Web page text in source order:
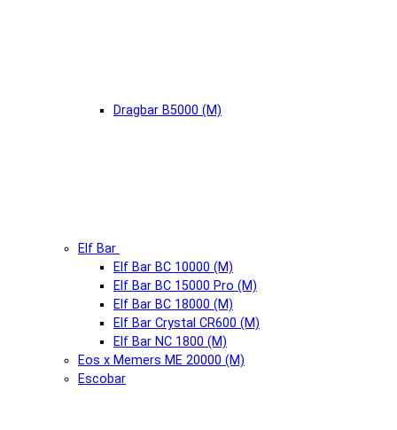
Dragbar B5000 (М)
Elf Bar
Elf Bar BC 10000 (М)
Elf Bar BC 15000 Pro (М)
Elf Bar BC 18000 (М)
Elf Bar Crystal CR600 (М)
Elf Bar NC 1800 (М)
Eos x Memers ME 20000 (М)
Escobar